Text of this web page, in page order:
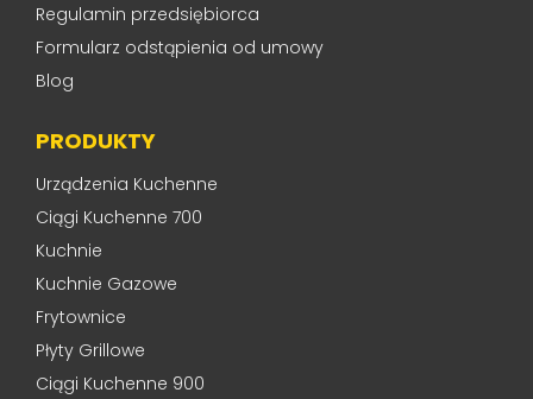
Regulamin przedsiębiorca
Formularz odstąpienia od umowy
Blog
PRODUKTY
Urządzenia Kuchenne
Ciągi Kuchenne 700
Kuchnie
Kuchnie Gazowe
Frytownice
Płyty Grillowe
Ciągi Kuchenne 900